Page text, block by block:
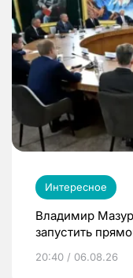
Интересное
Владимир
запустить
20:40 / 06.08.26